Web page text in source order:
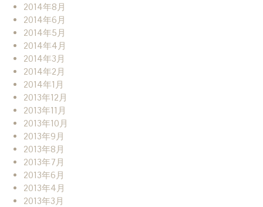
2014年8月
2014年6月
2014年5月
2014年4月
2014年3月
2014年2月
2014年1月
2013年12月
2013年11月
2013年10月
2013年9月
2013年8月
2013年7月
2013年6月
2013年4月
2013年3月